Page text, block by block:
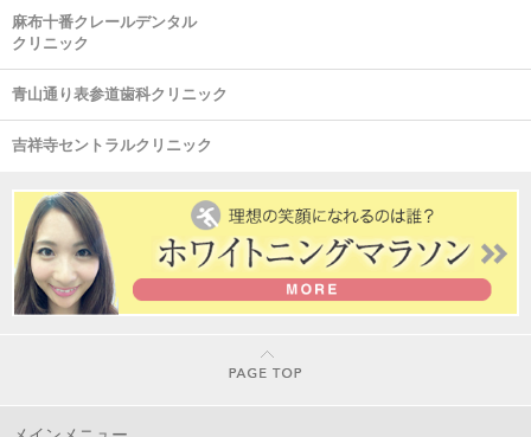
麻布十番クレールデンタル
クリニック
青山通り表参道歯科クリニック
吉祥寺セントラルクリニック